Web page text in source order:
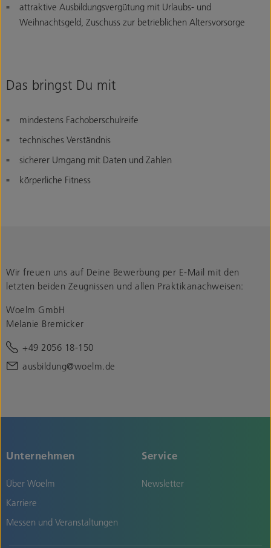
attraktive Ausbildungsvergütung mit Urlaubs- und
Weihnachtsgeld, Zuschuss zur betrieblichen Altersvorsorge
Das bringst Du mit
mindestens Fachoberschulreife
technisches Verständnis
sicherer Umgang mit Daten und Zahlen
körperliche Fitness
Wir freuen uns auf Deine Bewerbung per E-Mail mit den
letzten beiden Zeugnissen und allen Praktikanachweisen:
Woelm GmbH
Melanie Bremicker
+49 2056 18-150
ausbildung@woelm.de
Unternehmen
Über Woelm
Karriere
Messen und Veranstaltungen
Service
Newsletter